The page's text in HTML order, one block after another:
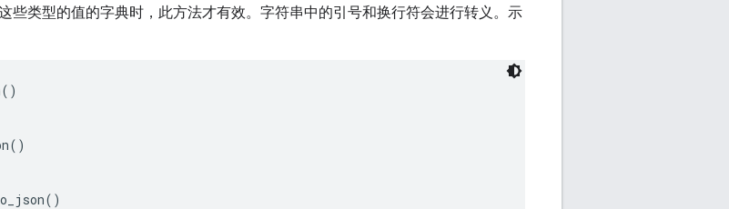
些类型的值的字典时，此方法才有效。字符串中的引号和换行符会进行转义。示